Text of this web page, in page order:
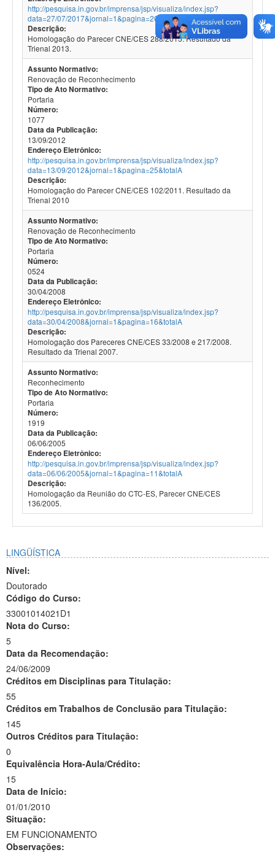
http://pesquisa.in.gov.br/imprensa/jsp/visualiza/index.jsp?
data=27/07/2017&jornal=1&pagina=20&totalA
Descrição:
Homologação do Parecer CNE/CES 288/2015. Resultado da
Trienal 2013.
Assunto Normativo:
Renovação de Reconhecimento
Tipo de Ato Normativo:
Portaria
Número:
1077
Data da Publicação:
13/09/2012
Endereço Eletrônico:
http://pesquisa.in.gov.br/imprensa/jsp/visualiza/index.jsp?
data=13/09/2012&jornal=1&pagina=25&totalA
Descrição:
Homologação do Parecer CNE/CES 102/2011. Resultado da
Trienal 2010
Assunto Normativo:
Renovação de Reconhecimento
Tipo de Ato Normativo:
Portaria
Número:
0524
Data da Publicação:
30/04/2008
Endereço Eletrônico:
http://pesquisa.in.gov.br/imprensa/jsp/visualiza/index.jsp?
data=30/04/2008&jornal=1&pagina=16&totalA
Descrição:
Homologação dos Pareceres CNE/CES 33/2008 e 217/2008.
Resultado da Trienal 2007.
Assunto Normativo:
Reconhecimento
Tipo de Ato Normativo:
Portaria
Número:
1919
Data da Publicação:
06/06/2005
Endereço Eletrônico:
http://pesquisa.in.gov.br/imprensa/jsp/visualiza/index.jsp?
data=06/06/2005&jornal=1&pagina=11&totalA
Descrição:
Homologação da Reunião do CTC-ES, Parecer CNE/CES
136/2005.
LINGÜÍSTICA
Nível:
Doutorado
Código do Curso:
33001014021D1
Nota do Curso:
5
Data da Recomendação:
24/06/2009
Créditos em Disciplinas para Titulação:
55
Créditos em Trabalhos de Conclusão para Titulação:
145
Outros Créditos para Titulação:
0
Equivalência Hora-Aula/Crédito:
15
Data de Início:
01/01/2010
Situação:
EM FUNCIONAMENTO
Observações: